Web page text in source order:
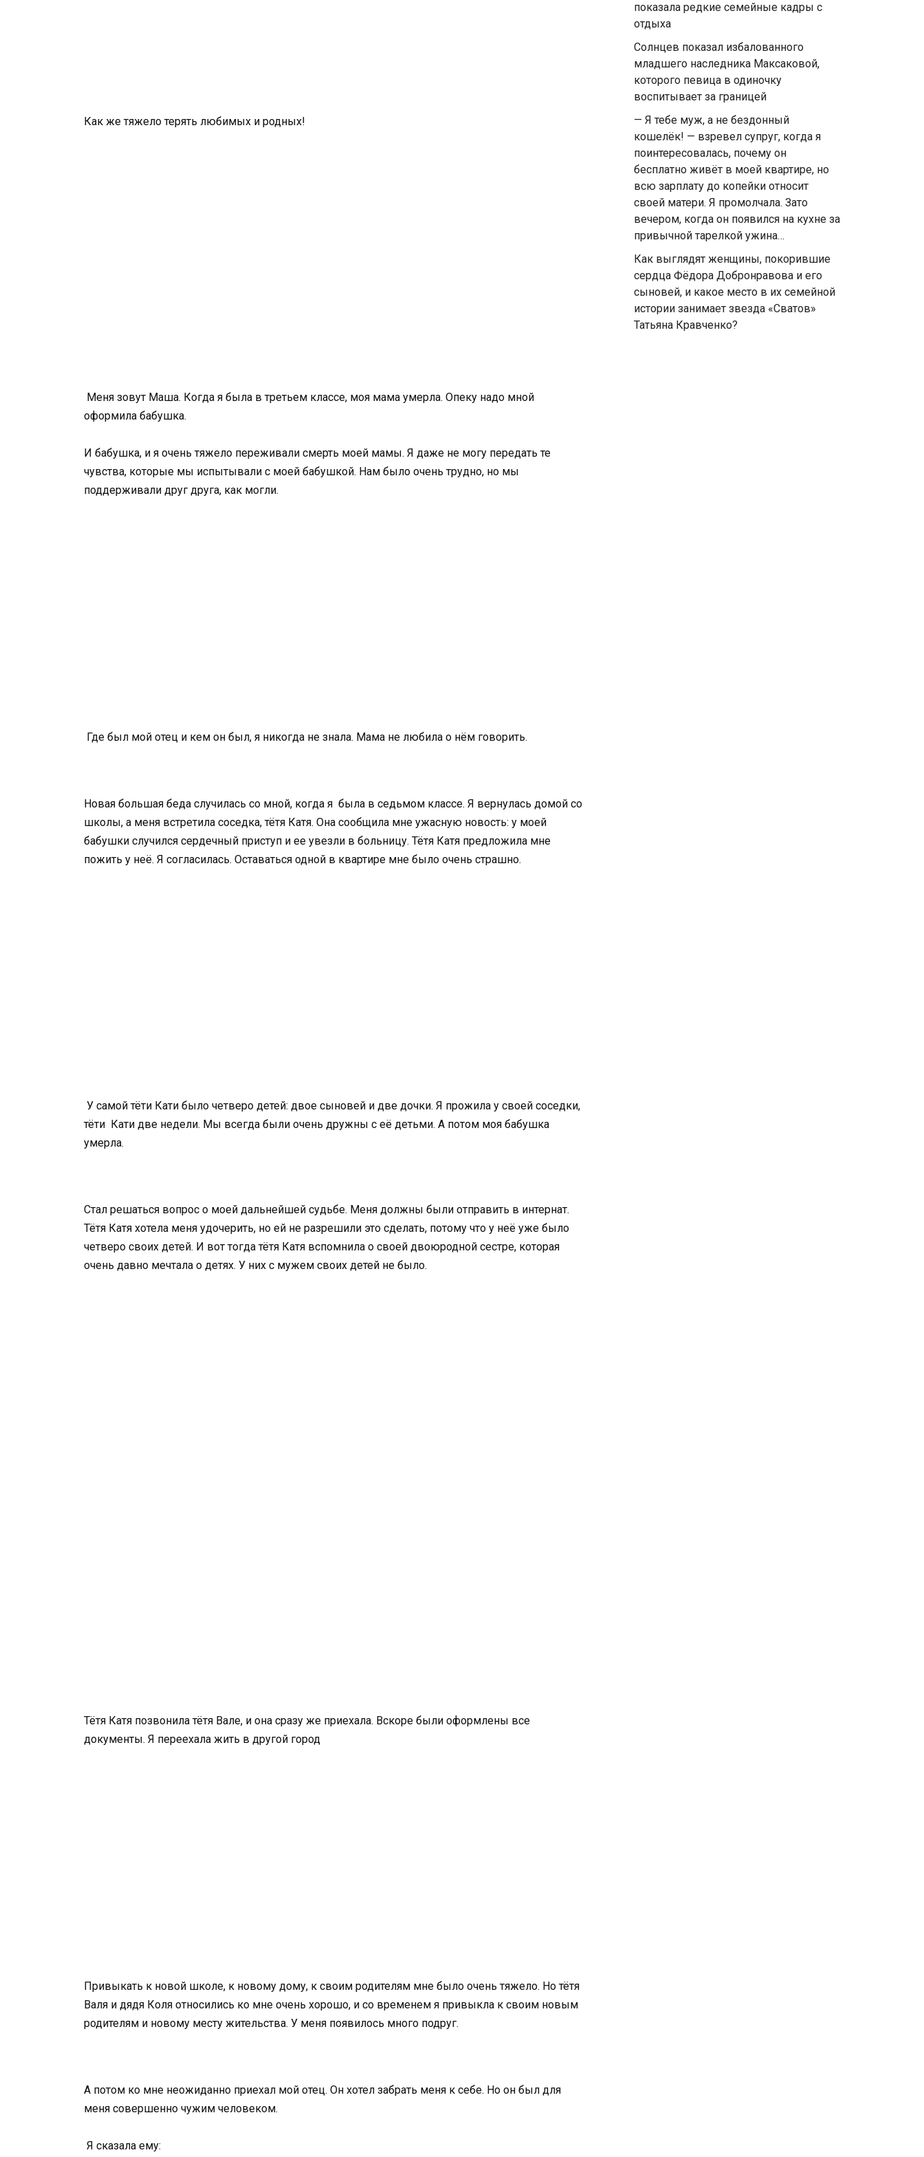
Как же тяжело терять любимых и родных!
Меня зовут Маша. Когда я была в третьем классе, моя мама умерла. Опеку надо мной
оформила бабушка.
И бабушка, и я очень тяжело переживали смерть моей мамы. Я даже не могу передать те
чувства, которые мы испытывали с моей бабушкой. Нам было очень трудно, но мы
поддерживали друг друга, как могли.
Где был мой отец и кем он был, я никогда не знала. Мама не любила о нём говорить.
Новая большая беда случилась со мной, когда я была в седьмом классе. Я вернулась домой со
школы, а меня встретила соседка, тётя Катя. Она сообщила мне ужасную новость: у моей
бабушки случился сердечный приступ и ее увезли в больницу. Тётя Катя предложила мне
пожить у неё. Я согласилась. Оставаться одной в квартире мне было очень страшно.
У самой тёти Кати было четверо детей: двое сыновей и две дочки. Я прожила у своей соседки,
тёти Кати две недели. Мы всегда были очень дружны с её детьми. А потом моя бабушка
умерла.
Стал решаться вопрос о моей дальнейшей судьбе. Меня должны были отправить в интернат.
Тётя Катя хотела меня удочерить, но ей не разрешили это сделать, потому что у неё уже было
четверо своих детей. И вот тогда тётя Катя вспомнила о своей двоюродной сестре, которая
очень давно мечтала о детях. У них с мужем своих детей не было.
Тётя Катя позвонила тётя Вале, и она сразу же приехала. Вскоре были оформлены все
документы. Я переехала жить в другой город
Привыкать к новой школе, к новому дому, к своим родителям мне было очень тяжело. Но тётя
Валя и дядя Коля относились ко мне очень хорошо, и со временем я привыкла к своим новым
родителям и новому месту жительства. У меня появилось много подруг.
А потом ко мне неожиданно приехал мой отец. Он хотел забрать меня к себе. Но он был для
меня совершенно чужим человеком.
Я сказала ему:
показала редкие семейные кадры с
отдыха
Солнцев показал избалованного
младшего наследника Максаковой,
которого певица в одиночку
воспитывает за границей
— Я тебе муж, а не бездонный
кошелёк! — взревел супруг, когда я
поинтересовалась, почему он
бесплатно живёт в моей квартире, но
всю зарплату до копейки относит
своей матери. Я промолчала. Зато
вечером, когда он появился на кухне за
привычной тарелкой ужина…
Как выглядят женщины, покорившие
сердца Фёдора Добронравова и его
сыновей, и какое место в их семейной
истории занимает звезда «Сватов»
Татьяна Кравченко?